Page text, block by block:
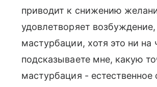
приводит к снижению
удовлетворяет
мастурбации, хотя это ни на
подсказываете мне, какую
мастурбация -